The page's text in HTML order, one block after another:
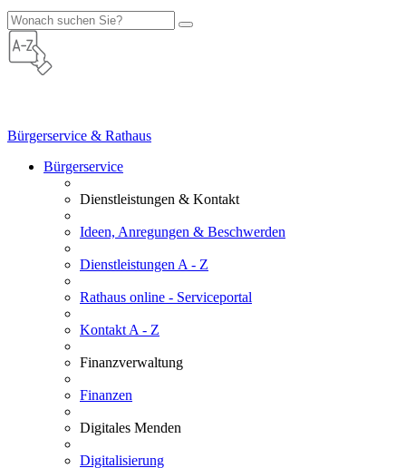
Bürgerservice & Rathaus
Bürgerservice
Dienstleistungen & Kontakt
Ideen, Anregungen & Beschwerden
Dienstleistungen A - Z
Rathaus online - Serviceportal
Kontakt A - Z
Finanzverwaltung
Finanzen
Digitales Menden
Digitalisierung